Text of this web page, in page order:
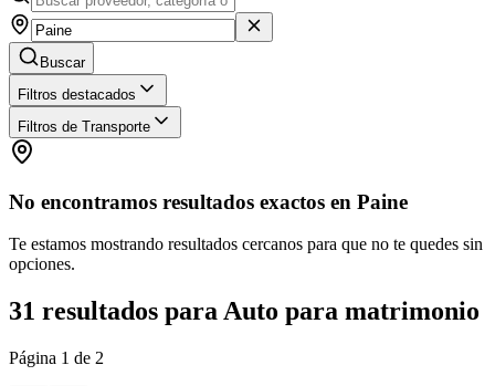
Buscar
Filtros destacados
Filtros de Transporte
No encontramos resultados exactos en Paine
Te estamos mostrando resultados cercanos para que no te quedes sin
opciones.
31 resultados paraAuto para matrimonio
Página 1 de 2